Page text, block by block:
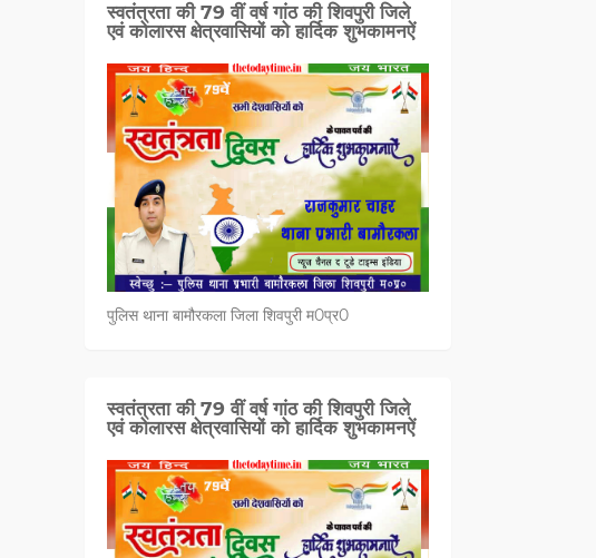
स्वतंत्रता की 79 वीं वर्ष गांठ की शिवपुरी जिले
एवं कोलारस क्षेत्रवासियों को हार्दिक शुभकामनऐं
पुलिस थाना बामौरकला जिला शिवपुरी म0प्र0
स्वतंत्रता की 79 वीं वर्ष गांठ की शिवपुरी जिले
एवं कोलारस क्षेत्रवासियों को हार्दिक शुभकामनऐं